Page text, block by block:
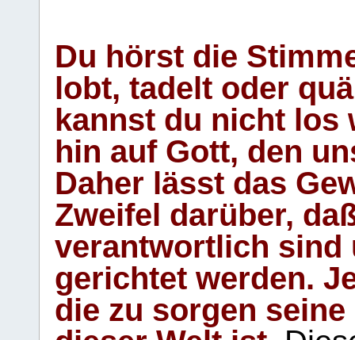
Du hörst die
lobt, tadelt oder
kannst du nicht los
hin auf Gott, den
Daher lässt das
Zweifel darüber,
verantwortlich sind
gerichtet werden.
die zu sorgen